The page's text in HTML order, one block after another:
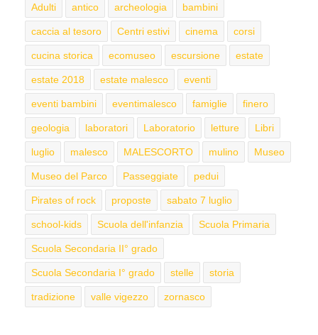
Adulti antico archeologia bambini
caccia al tesoro Centri estivi cinema corsi
cucina storica ecomuseo escursione estate
estate 2018 estate malesco eventi
eventi bambini eventimalesco famiglie finero
geologia laboratori Laboratorio letture Libri
luglio malesco MALESCORTO mulino Museo
Museo del Parco Passeggiate pedui
Pirates of rock proposte sabato 7 luglio
school-kids Scuola dell'infanzia Scuola Primaria
Scuola Secondaria II° grado
Scuola Secondaria I° grado stelle storia
tradizione valle vigezzo zornasco